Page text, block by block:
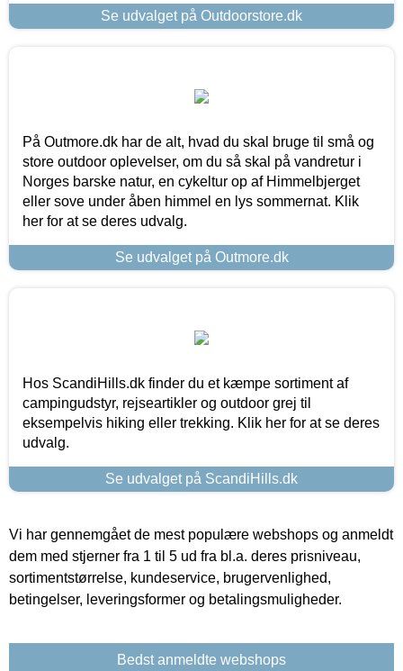
Se udvalget på Outdoorstore.dk
På Outmore.dk har de alt, hvad du skal bruge til små og
store outdoor oplevelser, om du så skal på vandretur i
Norges barske natur, en cykeltur op af Himmelbjerget
eller sove under åben himmel en lys sommernat. Klik
her for at se deres udvalg.
Se udvalget på Outmore.dk
Hos ScandiHills.dk finder du et kæmpe sortiment af
campingudstyr, rejseartikler og outdoor grej til
eksempelvis hiking eller trekking. Klik her for at se deres
udvalg.
Se udvalget på ScandiHills.dk
Vi har gennemgået de mest populære webshops og anmeldt
dem med stjerner fra 1 til 5 ud fra bl.a. deres prisniveau,
sortimentstørrelse, kundeservice, brugervenlighed,
betingelser, leveringsformer og betalingsmuligheder.
Bedst anmeldte webshops